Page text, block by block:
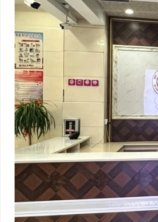
店最怕“搜不到”为什么隔壁店铺没花钱，
天天给他免费派单？